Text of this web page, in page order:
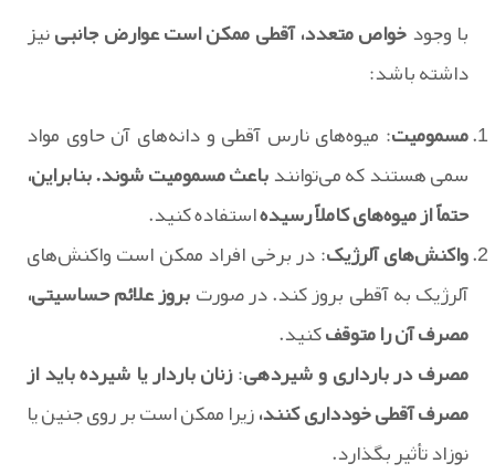
با وجودخواص متعدد، آقطی ممکن است عوارض جانبینیز
داشته باشد:
مسمومیت: میوه‌های نارس آقطی و دانه‌های آن حاوی مواد
سمی هستند که می‌توانندباعث مسمومیت شوند. بنابراین،
حتماً از میوه‌های کاملاً رسیدهاستفاده کنید.
واکنش‌های آلرژیک: در برخی افراد ممکن است واکنش‌های
آلرژیک به آقطی بروز کند. در صورتبروز علائم حساسیتی،
مصرف آن را متوقفکنید.
مصرف در بارداری و شیردهی:زنان باردار یا شیرده باید از
مصرف آقطی خودداری کنند،زیرا ممکن است بر روی جنین یا
نوزاد تأثیر بگذارد.